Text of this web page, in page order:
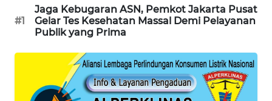
#1
Jaga Kebugaran ASN, Pemkot Jakarta Pusat
Gelar Tes Kesehatan Massal Demi Pelayanan
Publik yang Prima
WN
DEPOK
WN